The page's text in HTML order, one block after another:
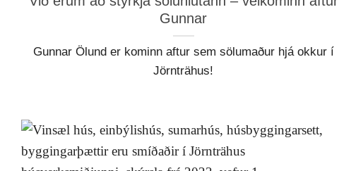
Gunnar
Gunnar Ölund er kominn aftur sem sölumaður hjá okkur í
Jörnträhus!